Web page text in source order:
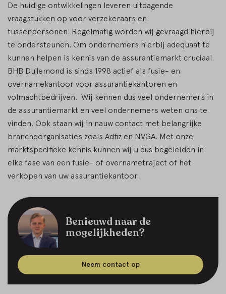
De huidige ontwikkelingen leveren uitdagende
vraagstukken op voor verzekeraars en
tussenpersonen. Regelmatig worden wij gevraagd hierbij
te ondersteunen. Om ondernemers hierbij adequaat te
kunnen helpen is kennis van de assurantiemarkt cruciaal.
BHB Dullemond is sinds 1998 actief als fusie- en
overnamekantoor voor assurantiekantoren en
volmachtbedrijven. Wij kennen dus veel ondernemers in
de assurantiemarkt en veel ondernemers weten ons te
vinden. Ook staan wij in nauw contact met belangrijke
brancheorganisaties zoals Adfiz en NVGA. Met onze
marktspecifieke kennis kunnen wij u dus begeleiden in
elke fase van een fusie- of overnametraject of het
verkopen van uw assurantiekantoor.
Benieuwd naar de
mogelijkheden?
Neem contact op